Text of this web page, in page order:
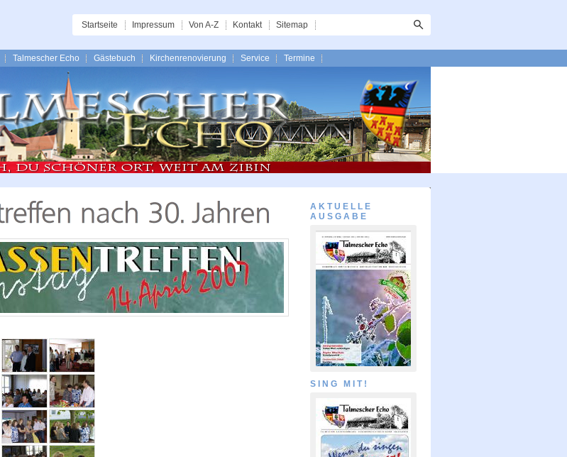
Sitemap
Kontakt
Von A-Z
Impressum
Startseite
Talmescher Echo Gästebuch Kirchenrenovierung Service Termine
AKTUELLE
AUSGABE
SING MIT!